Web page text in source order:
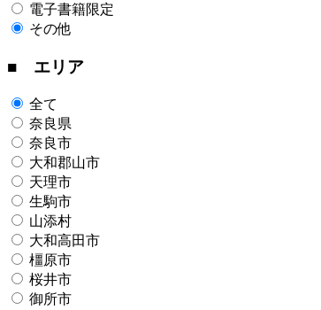
電子書籍限定
その他
■ エリア
全て
奈良県
奈良市
大和郡山市
天理市
生駒市
山添村
大和高田市
橿原市
桜井市
御所市